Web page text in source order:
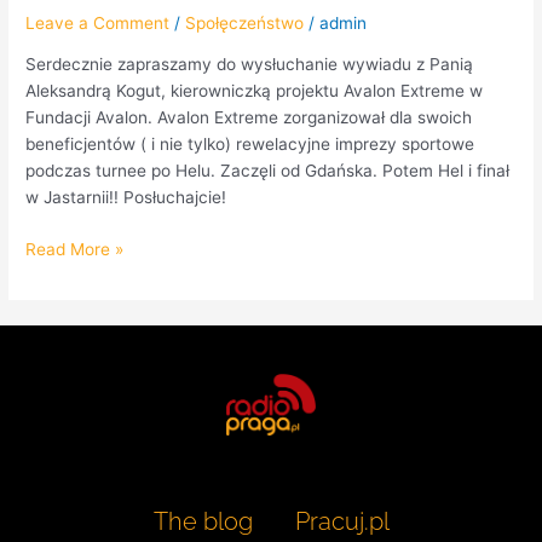
Leave a Comment / Społęczeństwo /admin
Serdecznie zapraszamy do wysłuchanie wywiadu z Panią
Aleksandrą Kogut, kierowniczką projektu Avalon Extreme w
Fundacji Avalon. Avalon Extreme zorganizował dla swoich
beneficjentów ( i nie tylko) rewelacyjne imprezy sportowe
podczas turnee po Helu. Zaczęli od Gdańska. Potem Hel i finał
w Jastarnii!! Posłuchajcie!
Read More »
The blog Pracuj.pl